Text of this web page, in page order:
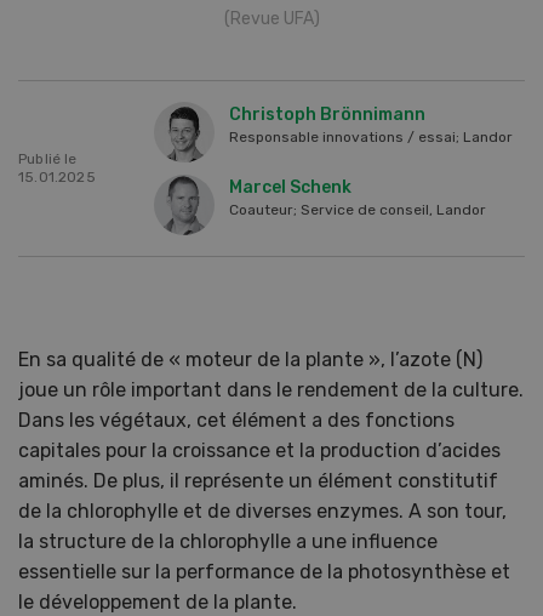
(Revue UFA)
Publié le
15.01.2025
Christoph Brönnimann
Responsable innovations / essai; Landor
Marcel Schenk
Coauteur; Service de conseil, Landor
En sa qualité de « moteur de la plante », l’azote (N)
joue un rôle important dans le rendement de la culture.
Dans les végétaux, cet élément a des fonctions
capitales pour la croissance et la production d’acides
aminés. De plus, il représente un élément constitutif
de la chlorophylle et de diverses enzymes. A son tour,
la structure de la chlorophylle a une influence
essentielle sur la performance de la photosynthèse et
le développement de la plante.